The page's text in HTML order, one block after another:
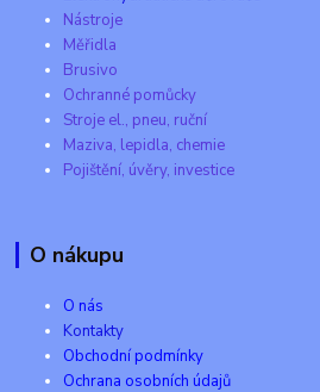
Nástroje
Měřidla
Brusivo
Ochranné pomůcky
Stroje el., pneu, ruční
Maziva, lepidla, chemie
Pojištění, úvěry, investice
O nákupu
O nás
Kontakty
Obchodní podmínky
Ochrana osobních údajů